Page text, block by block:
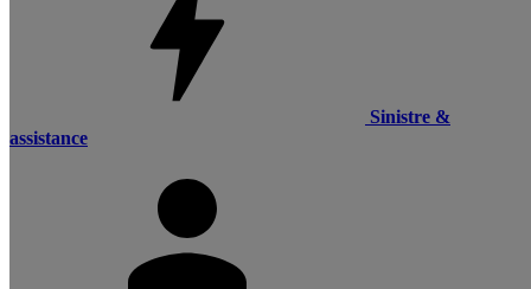
Sinistre &
assistance